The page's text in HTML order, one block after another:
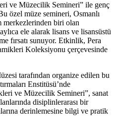
ve Müzecilik Semineri” ile genç
özel müze semineri, Osmanlı
merkezlerinden biri olan
ele alarak lisans ve lisansüstü
fırsatı sunuyor. Etkinlik, Pera
Koleksiyonu çerçevesinde
tarafından organize edilen bu
Enstitüsü’nde
ve Müzecilik Semineri”, sanat
disiplinlerarası bir
derinlemesine bilgi ve pratik